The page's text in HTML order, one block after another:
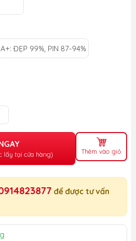
A+: ĐẸP 99%, PIN 87-94%
lấy tại cửa hàng) Thêm vào giỏ
để được tư vấn